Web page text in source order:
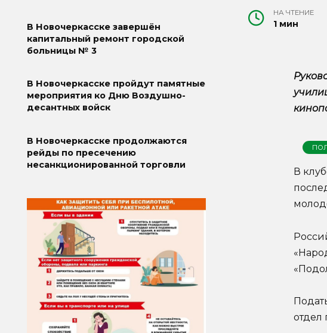
НА ЧТЕНИЕ
1 мин
В
отдел
В Новочеркасске завершён
капитальный ремонт городской
больницы № 3
В Новочеркасске пройдут памятные
мероприятия ко Дню Воздушно-
десантных войск
В Новочеркасске продолжаются
рейды по пресечению
несанкционированной торговли